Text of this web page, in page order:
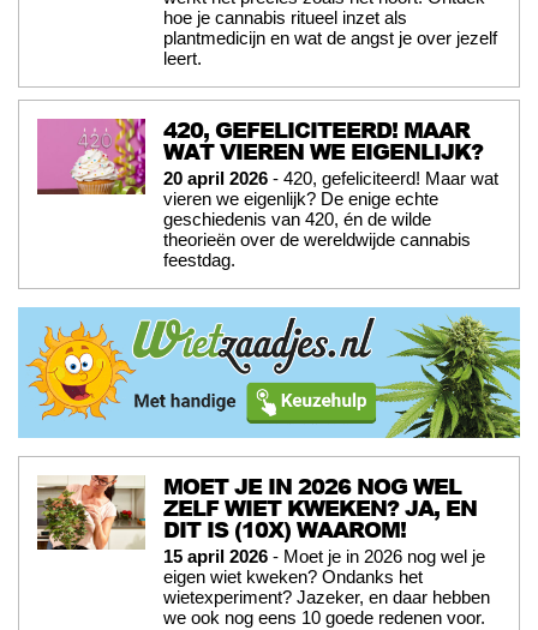
hoe je cannabis ritueel inzet als
plantmedicijn en wat de angst je over jezelf
leert.
420, GEFELICITEERD! MAAR
WAT VIEREN WE EIGENLIJK?
20 april 2026 - 420, gefeliciteerd! Maar wat
vieren we eigenlijk? De enige echte
geschiedenis van 420, én de wilde
theorieën over de wereldwijde cannabis
feestdag.
MOET JE IN 2026 NOG WEL
ZELF WIET KWEKEN? JA, EN
DIT IS (10X) WAAROM!
15 april 2026 - Moet je in 2026 nog wel je
eigen wiet kweken? Ondanks het
wietexperiment? Jazeker, en daar hebben
we ook nog eens 10 goede redenen voor.